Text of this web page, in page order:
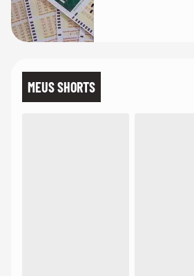
MEUS SHORTS